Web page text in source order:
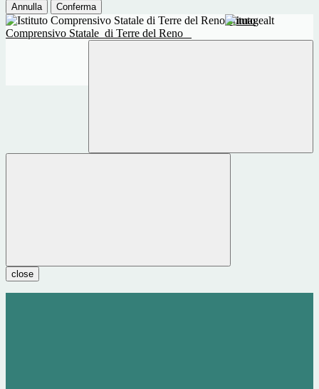
Annulla Conferma
Istituto
Comprensivo Statale di Terre del Reno
close